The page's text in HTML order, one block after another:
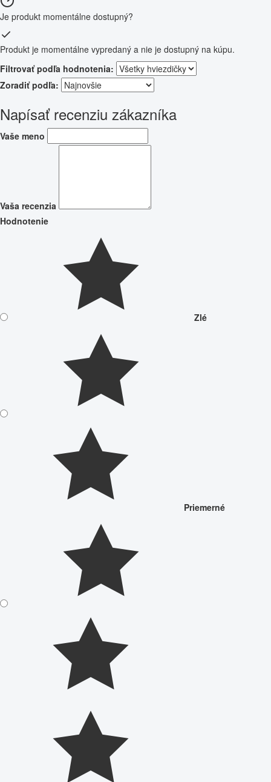
Je produkt momentálne dostupný?
Produkt je momentálne vypredaný a nie je dostupný na kúpu.
Filtrovať podľa hodnotenia:
Zoradiť podľa:
Napísať recenziu zákazníka
Vaše meno
Vaša recenzia
Hodnotenie
Zlé
Priemerné